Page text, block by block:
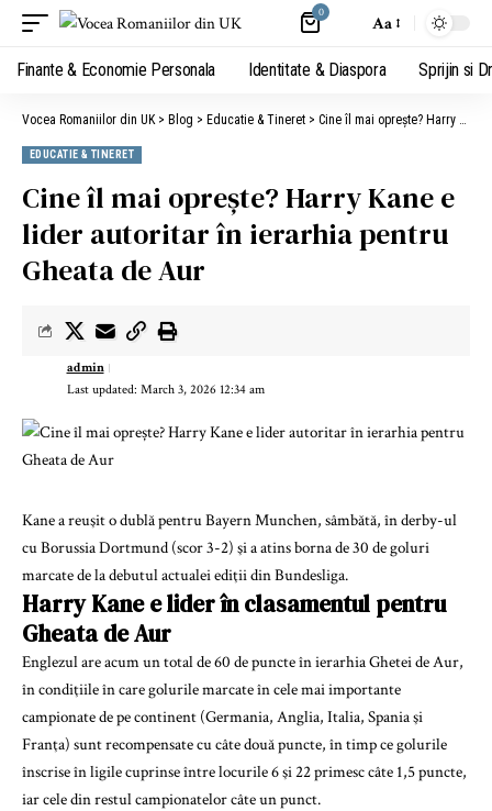
0 Aa
Finante & Economie Personala Identitate & Diaspora Sprijin si
Vocea Romaniilor din UK> Blog > Educatie & Tineret > Cine îl mai oprește? Harry Kane e lider autoritar în ierarhia pentru Gheata de Aur
EDUCATIE & TINERET
Cine îl mai oprește? Harry Kane e
lider autoritar în ierarhia pentru
Gheata de Aur
Last updated: March 3, 2026 12:34 am
admin
Kane a reuşit o dublă pentru Bayern Munchen, sâmbătă, în derby-ul
cu Borussia Dortmund (scor 3-2) şi a atins borna de 30 de goluri
marcate de la debutul actualei ediţii din Bundesliga.
Harry Kane e lider în clasamentul pentru
Gheata de Aur
Englezul are acum un total de 60 de puncte în ierarhia Ghetei de Aur,
în condiţiile în care golurile marcate în cele mai importante
campionate de pe continent (Germania, Anglia, Italia, Spania şi
Franţa) sunt recompensate cu câte două puncte, în timp ce golurile
înscrise în ligile cuprinse între locurile 6 şi 22 primesc câte 1,5 puncte,
iar cele din restul campionatelor câte un punct.